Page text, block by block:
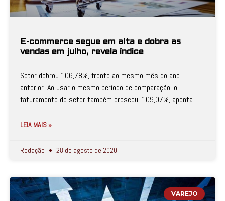
E-commerce segue em alta e dobra as
vendas em julho, revela índice
Setor dobrou 106,78%, frente ao mesmo mês do ano
anterior. Ao usar o mesmo período de comparação, o
faturamento do setor também cresceu: 109,07%, aponta
LEIA MAIS »
Redação 28 de agosto de 2020
VAREJO